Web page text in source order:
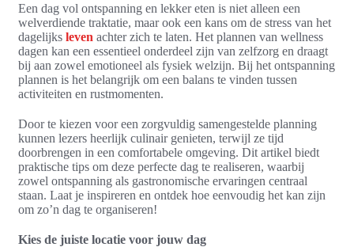
Een dag vol ontspanning en lekker eten is niet alleen een
welverdiende traktatie, maar ook een kans om de stress van het
dagelijks leven achter zich te laten. Het plannen van wellness
dagen kan een essentieel onderdeel zijn van zelfzorg en draagt
bij aan zowel emotioneel als fysiek welzijn. Bij het ontspanning
plannen is het belangrijk om een balans te vinden tussen
activiteiten en rustmomenten.
Door te kiezen voor een zorgvuldig samengestelde planning
kunnen lezers heerlijk culinair genieten, terwijl ze tijd
doorbrengen in een comfortabele omgeving. Dit artikel biedt
praktische tips om deze perfecte dag te realiseren, waarbij
zowel ontspanning als gastronomische ervaringen centraal
staan. Laat je inspireren en ontdek hoe eenvoudig het kan zijn
om zo’n dag te organiseren!
Kies de juiste locatie voor jouw dag